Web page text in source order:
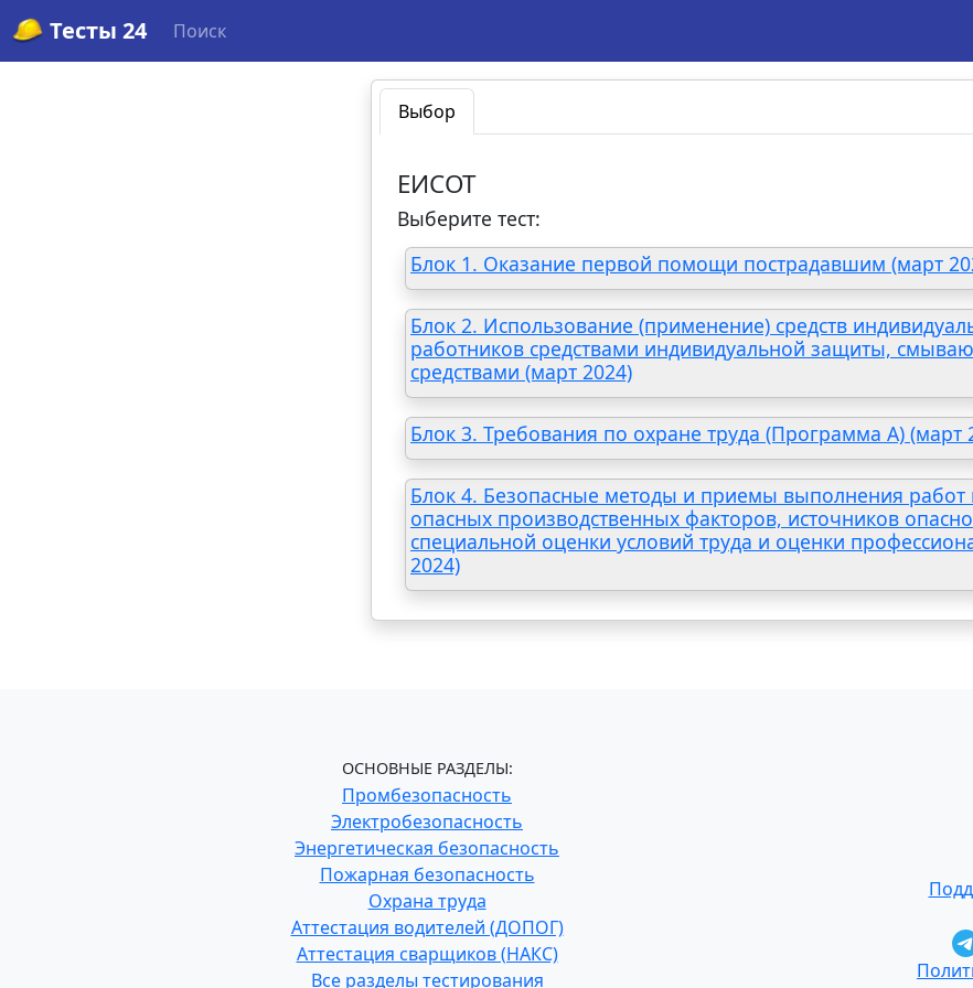
Тесты 24 Поиск
Выбор
ЕИСОТ
Выберите тест:
Блок 1. Оказание первой помощи пострадавшим (март
Блок 2. Использование (применение) средств
работников средствами индивидуальной защиты,
средствами (март 2024)
Блок 3. Требования по охране труда (Программа А) (март
Блок 4. Безопасные методы и приемы выполнения работ
опасных производственных факторов, источников
специальной оценки условий труда и оценки
2024)
ОСНОВНЫЕ РАЗДЕЛЫ:
Промбезопасность
Электробезопасность
Энергетическая безопасность
Пожарная безопасность
Охрана труда
Аттестация водителей (ДОПОГ)
Аттестация сварщиков (НАКС)
Все разделы тестирования